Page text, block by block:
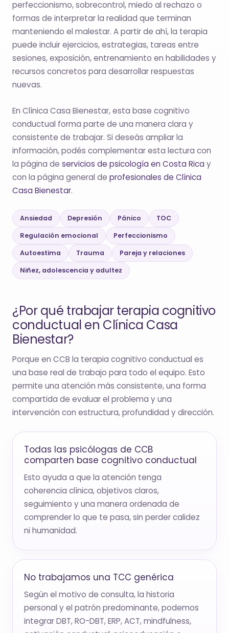
perfeccionismo, sobrecontrol, miedo al rechazo o
formas de interpretar la realidad que terminan
manteniendo el malestar. A partir de ahí, la terapia
puede incluir ejercicios, estrategias, tareas entre
sesiones, exposición, entrenamiento en habilidades y
recursos concretos para desarrollar respuestas
nuevas.
En Clínica Casa Bienestar, esta base cognitivo
conductual forma parte de una manera clara y
consistente de trabajar. Si deseás ampliar la
información, podés complementar esta lectura con
la página de servicios de psicología en Costa Rica y
con la página general de profesionales de Clínica
Casa Bienestar.
Ansiedad Depresión Pánico
TOC
Regulación emocional
Perfeccionismo
Autoestima
Trauma
Pareja y relaciones
Niñez, adolescencia y adultez
¿Por qué trabajar terapia cognitivo
conductual en Clínica Casa
Bienestar?
Porque en CCB la terapia cognitivo conductual es
una base real de trabajo para todo el equipo. Esto
permite una atención más consistente, una forma
compartida de evaluar el problema y una
intervención con estructura, profundidad y dirección.
Todas las psicólogas de CCB
comparten base cognitivo conductual
Esto ayuda a que la atención tenga
coherencia clínica, objetivos claros,
seguimiento y una manera ordenada de
comprender lo que te pasa, sin perder calidez
ni humanidad.
No trabajamos una TCC genérica
Según el motivo de consulta, la historia
personal y el patrón predominante, podemos
integrar DBT, RO-DBT, ERP, ACT, mindfulness,